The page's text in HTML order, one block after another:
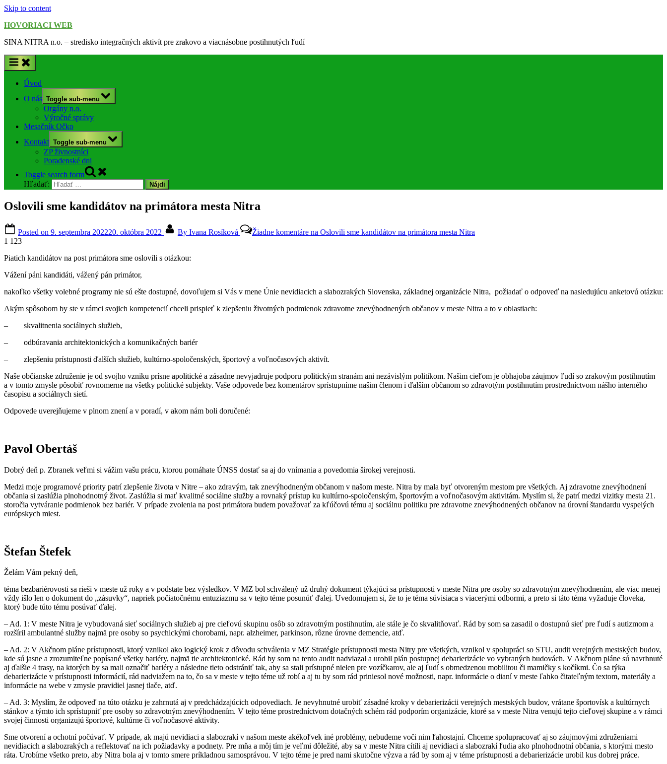
Skip to content
HOVORIACI WEB
SINA NITRA n.o. – stredisko integračných aktivít pre zrakovo a viacnásobne postihnutých ľudí
Úvod
O nás Toggle sub-menu
Orgány n.o.
Výročné správy
Mesačník Očko
Kontakt Toggle sub-menu
ZP živnostníci
Poradenské dni
Toggle search form
Hľadať:
Oslovili sme kandidátov na primátora mesta Nitra
Posted on 9. septembra 202220. októbra 2022 By Ivana Rosíková Žiadne komentáre na Oslovili sme kandidátov na primátora mesta Nitra
1 123
Piatich kandidátov na post primátora sme oslovili s otázkou:
Vážení páni kandidáti, vážený pán primátor,
nakoľko všetky volebné programy nie sú ešte dostupné, dovoľujem si Vás v mene Únie nevidiacich a slabozrakých Slovenska, základnej organizácie Nitra, požiadať o odpoveď na nasledujúcu anketovú otázku:
Akým spôsobom by ste v rámci svojich kompetencií chceli prispieť k zlepšeniu životných podmienok zdravotne znevýhodnených občanov v meste Nitra a to v oblastiach:
– skvalitnenia sociálnych služieb,
– odbúravania architektonických a komunikačných bariér
– zlepšeniu prístupnosti ďalších služieb, kultúrno-spoločenských, športový a voľnočasových aktivít.
Naše občianske združenie je od svojho vzniku prísne apolitické a zásadne nevyjadruje podporu politickým stranám ani nezávislým politikom. Našim cieľom je obhajoba záujmov ľudí so zrakovým postihnutím
a v tomto zmysle pôsobiť rovnomerne na všetky politické subjekty. Vaše odpovede bez komentárov sprístupníme našim členom i ďalším občanom so zdravotým postihnutím prostredníctvom nášho interného
časopisu a sociálnych sietí.
Odpovede uverejňujeme v plnom znení a v poradí, v akom nám boli doručené:
Pavol Obertáš
Dobrý deň p. Zbranek veľmi si vážim vašu prácu, ktorou pomáhate ÚNSS dostať sa aj do vnímania a povedomia širokej verejnosti.
Medzi moje programové priority patrí zlepšenie života v Nitre – ako zdravým, tak znevýhodneným občanom v našom meste. Nitra by mala byť otvoreným mestom pre všetkých. Aj zdravotne znevýhodnení
občania si zaslúžia plnohodnotný život. Zaslúžia si mať kvalitné sociálne služby a rovnaký prístup ku kultúrno-spoločenským, športovým a voľnočasovým aktivitám. Myslím si, že patrí medzi vizitky mesta 21.
storočia vytváranie podmienok bez bariér. V prípade zvolenia na post primátora budem považovať za kľúčovú tému aj sociálnu politiku pre zdravotne znevýhodnených občanov na úrovní štandardu vyspelých
európskych miest.
Štefan Štefek
Želám Vám pekný deň,
téma bezbariérovosti sa rieši v meste už roky a v podstate bez výsledkov. V MZ bol schválený už druhý dokument týkajúci sa prístupnosti v meste Nitra pre osoby so zdravotným znevýhodnením, ale viac menej
vždy išlo len o dokument do „zásuvky“, napriek počiatočnému entuziazmu sa v tejto téme posunúť ďalej. Uvedomujem si, že to je téma súvisiaca s viacerými odbormi, a preto si táto téma vyžaduje človeka,
ktorý bude túto tému posúvať ďalej.
– Ad. 1: V meste Nitra je vybudovaná sieť sociálnych služieb aj pre cieľovú skupinu osôb so zdravotným postihnutím, ale stále je čo skvalitňovať. Rád by som sa zasadil o dostupnú sieť pre ľudí s autizmom a
rozšíril ambulantné služby najmä pre osoby so psychickými chorobami, napr. alzheimer, parkinson, rôzne úrovne demencie, atď.
– Ad. 2: V Akčnom pláne prístupnosti, ktorý vznikol ako logický krok z dôvodu schválenia v MZ Stratégie prístupnosti mesta Nitry pre všetkých, vznikol v spolupráci so STU, audit verejných mestských budov,
kde sú jasne a zrozumiteľne popísané všetky bariéry, najmä tie architektonické. Rád by som na tento audit nadviazal a urobil plán postupnej debarierizácie vo vybraných budovách. V Akčnom pláne sú navrhnuté
aj ďalšie 4 trasy, na ktorých by sa mali označiť bariéry a následne tieto odstrániť tak, aby sa stali prístupné nielen pre vozíčkarov, ale aj ľudí s obmedzenou mobilitou či mamičky s kočíkmi. Čo sa týka
debarierizácie v prístupnosti informácií, rád nadviažem na to, čo sa v meste v tejto téme už robí a aj tu by som rád priniesol nové možnosti, napr. informácie o dianí v meste ľahko čitateľným textom, materiály a
informácie na webe v zmysle pravidiel jasnej tlače, atď.
– Ad. 3: Myslím, že odpoveď na túto otázku je zahrnutá aj v predchádzajúcich odpovediach. Je nevyhnutné urobiť zásadné kroky v debarierizácii verejných mestských budov, vrátane športovísk a kultúrnych
stánkov a týmto ich sprístupniť pre osoby so zdravotným znevýhodnením. V tejto téme prostredníctvom dotačných schém rád podporím organizácie, ktoré sa v meste Nitra venujú tejto cieľovej skupine a v rámci
svojej činnosti organizujú športové, kultúrne či voľnočasové aktivity.
Sme otvorení a ochotní počúvať. V prípade, ak majú nevidiaci a slabozrakí v našom meste akékoľvek iné problémy, nebudeme voči nim ľahostajní. Chceme spolupracovať aj so záujmovými združeniami
nevidiacich a slabozrakých a reflektovať na ich požiadavky a podnety. Pre mňa a môj tím je veľmi dôležité, aby sa v meste Nitra cítili aj nevidiaci a slabozrakí ľudia ako plnohodnotní občania, s ktorými mesto
ráta. Urobíme všetko preto, aby Nitra bola aj v tomto smere príkladnou samosprávou. V tejto téme je pred nami skutočne výzva a rád by som aj v téme prístupnosti a debarierizácie urobil kus dobrej práce.